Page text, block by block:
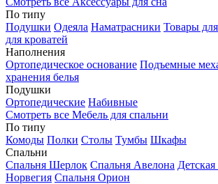
По типу
Подушки Одеяла Наматрасники Товары
для кроватей
Наполнения
Ортопедическое основание Подъемные
хранения белья
Подушки
Ортопедические Набивные
Смотреть все Мебель для спальни
По типу
Комоды Полки Столы Тумбы Шкафы
Спальни
Спальня Шерлок Спальня Авелона
Норвегия Спальня Орион